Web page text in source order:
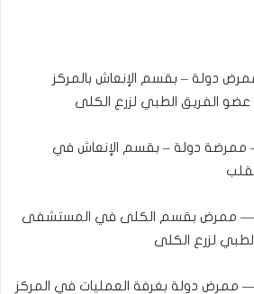
دولة – بقسم الإنعاش بالمركز
عضو الفريق الطبي لزرع الكلى
ممرضة دولة – بقسم الإنعاش في
— ممرض بقسم الكلى في المستشفى
لزرع الكلى
ممرض دولة بغرفة العمليات في المركز